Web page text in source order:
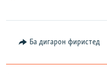
Ба дигарон фиристед